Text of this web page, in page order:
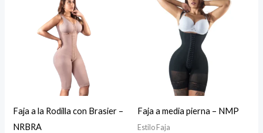
Faja a la Rodilla con Brasier –
NRBRA
Faja a media pierna – NMP
Estilo Faja